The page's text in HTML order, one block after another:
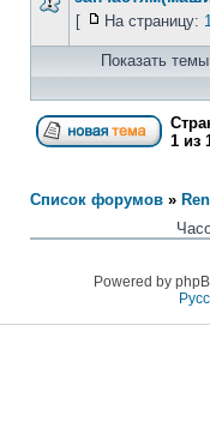
[ На страницу:
Показать
1 из
Список форумов »
Powered by